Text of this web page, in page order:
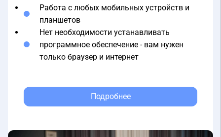
планшетов
Нет необходимости устанавливать
программное обеспечение - вам нужен
только браузер и интернет